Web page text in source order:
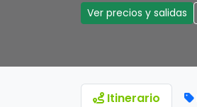
Ver precios y salidas
Itinerario